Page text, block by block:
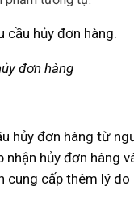
cầu hủy đơn hàng.
hủy đơn hàng từ
nhận hủy đơn hàng
cung cấp thêm lý